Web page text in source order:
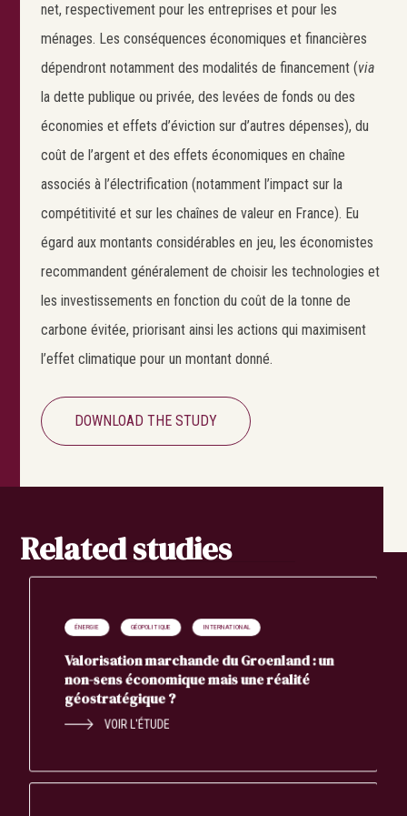
net, respectivement pour les entreprises et pour les
ménages. Les conséquences économiques et financières
dépendront notamment des modalités de financement (via
la dette publique ou privée, des levées de fonds ou des
économies et effets d’éviction sur d’autres dépenses), du
coût de l’argent et des effets économiques en chaîne
associés à l’électrification (notamment l’impact sur la
compétitivité et sur les chaînes de valeur en France). Eu
égard aux montants considérables en jeu, les économistes
recommandent généralement de choisir les technologies et
les investissements en fonction du coût de la tonne de
carbone évitée, priorisant ainsi les actions qui maximisent
l’effet climatique pour un montant donné.
DOWNLOAD THE STUDY
Related studies
ÉNERGIE GÉOPOLITIQUE INTERNATIONAL
Valorisation marchande du Groenland : un
non-sens économique mais une réalité
géostratégique ?
VOIR L'ÉTUDE